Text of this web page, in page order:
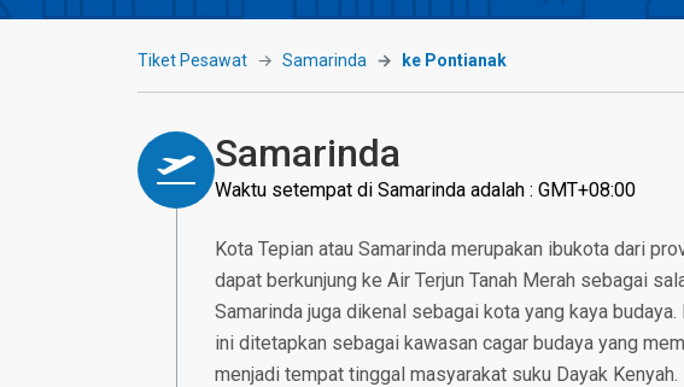
Tiket Pesawat Samarinda ke Pontianak
Samarinda
Waktu setempat di Samarinda adalah : GMT+08:00
Kota Tepian atau Samarinda merupakan ibukota dari
dapat berkunjung ke Air Terjun Tanah Merah sebagai
Samarinda juga dikenal sebagai kota yang kaya
ini ditetapkan sebagai kawasan cagar budaya yang
menjadi tempat tinggal masyarakat suku Dayak